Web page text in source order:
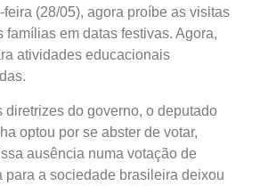
(28/05), agora proíbe as visitas
famílias em datas festivas. Agora,
atividades educacionais
diretrizes do governo, o deputado
optou por se abster de votar,
ausência numa votação de
para a sociedade brasileira deixou